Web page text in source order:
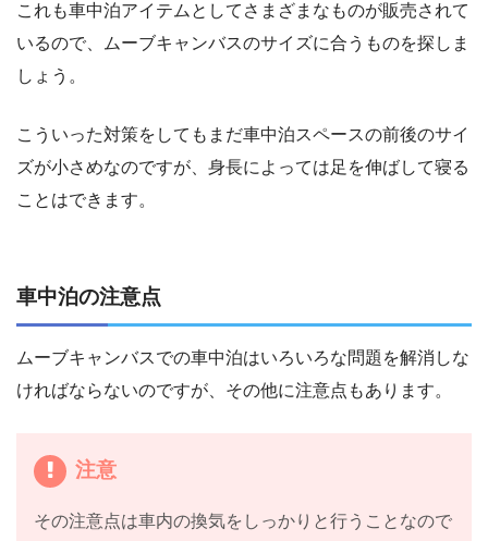
これも車中泊アイテムとしてさまざまなものが販売されて
いるので、ムーブキャンバスのサイズに合うものを探しま
しょう。
こういった対策をしてもまだ車中泊スペースの前後のサイ
ズが小さめなのですが、身長によっては足を伸ばして寝る
ことはできます。
車中泊の注意点
ムーブキャンバスでの車中泊はいろいろな問題を解消しな
ければならないのですが、その他に注意点もあります。
注意
その注意点は車内の換気をしっかりと行うことなので